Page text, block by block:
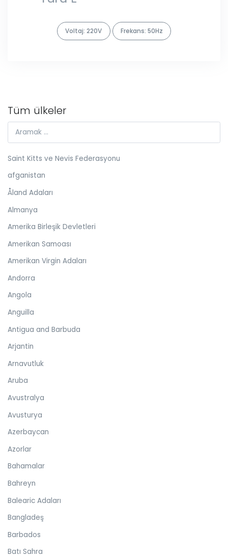
Voltaj: 220V Frekans: 50Hz
Tüm ülkeler
Saint Kitts ve Nevis Federasyonu
afganistan
Åland Adaları
Almanya
Amerika Birleşik Devletleri
Amerikan Samoası
Amerikan Virgin Adaları
Andorra
Angola
Anguilla
Antigua and Barbuda
Arjantin
Arnavutluk
Aruba
Avustralya
Avusturya
Azerbaycan
Azorlar
Bahamalar
Bahreyn
Balearic Adaları
Bangladeş
Barbados
Batı Sahra